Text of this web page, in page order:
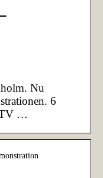
Nu
6
…